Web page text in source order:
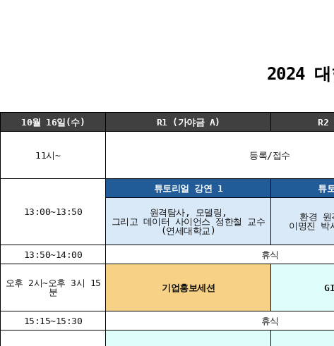
2024 대
10월 16일(수) R1 (가야금 A) R2
11시~ 등록/접수
13:00~13:50
튜토리얼 강연 1 튜
원격탐사, 모델링,
그리고 데이터 사이언스 정한철 교수
(연세대학교)
환경
이명진 박
13:50~14:00 휴식
오후 2시~오후 3시 15
분
기업홍보세션
15:15~15:30 휴식